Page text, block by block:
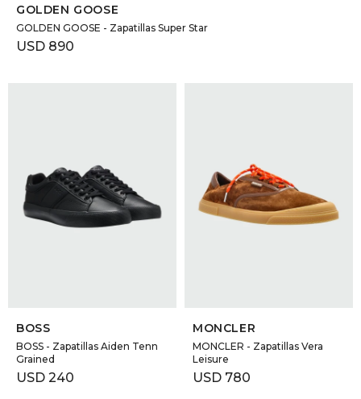
GOLDEN GOOSE
GOLDEN GOOSE - Zapatillas Super Star
USD 890
BOSS
BOSS - Zapatillas Aiden Tenn
Grained
USD 240
MONCLER
MONCLER - Zapatillas Vera
Leisure
USD 780